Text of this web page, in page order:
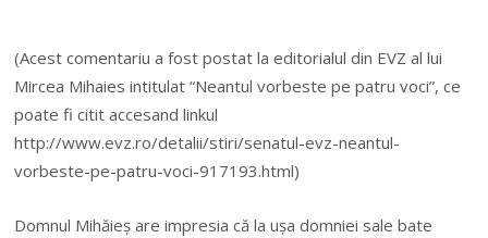
(Acest comentariu a fost postat la editorialul din EVZ al lui
Mircea Mihaies intitulat “Neantul vorbeste pe patru voci”, ce
poate fi citit accesand linkul
http://www.evz.ro/detalii/stiri/senatul-evz-neantul-
vorbeste-pe-patru-voci-917193.html)
Domnul Mihăieș are impresia că la ușa domniei sale bate